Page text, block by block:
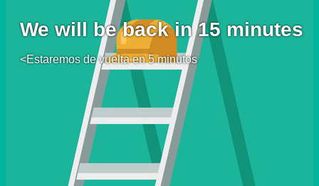
We will be back in 15 minutes
<Estaremos de vuelta en 5 minutos